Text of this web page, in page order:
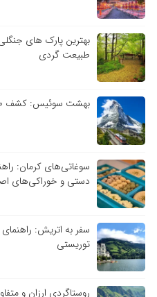
بهترین پارک های
طبیعت گردی
بهشت سوئیس: کشف ۱۰ مکان گردشگری و دیدنی برتر
سوغاتی‌های کرمان:
دستی و خوراکی‌های
سفر به اتریش:
توریستی
روستاگردی ارزان و